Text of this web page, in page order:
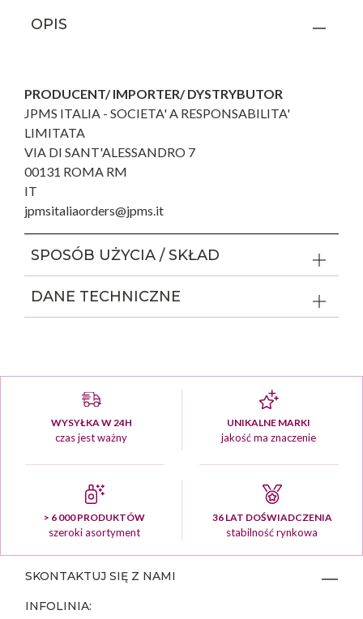
OPIS
PRODUCENT/ IMPORTER/ DYSTRYBUTOR
JPMS ITALIA - SOCIETA' A RESPONSABILITA'
LIMITATA
VIA DI SANT'ALESSANDRO 7
00131 ROMA RM
IT
jpmsitaliaorders@jpms.it
SPOSÓB UŻYCIA / SKŁAD
DANE TECHNICZNE
WYSYŁKA W 24H
czas jest ważny
UNIKALNE MARKI
jakość ma znaczenie
> 6 000 PRODUKTÓW
szeroki asortyment
36 LAT DOŚWIADCZENIA
stabilność rynkowa
SKONTAKTUJ SIĘ Z NAMI
INFOLINIA: